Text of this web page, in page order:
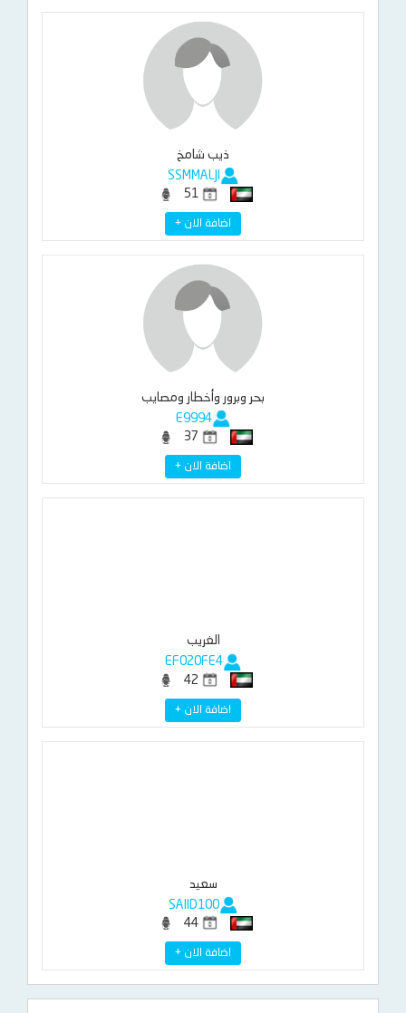
ذيب شامخ
SSMMALJI
51
اضافة الان +
بحر وبرور وأخطار ومصايب
E9994
اضافة الان +
الغريب
EF020FE4
اضافة الان +
سعيد
SAIID100
44
اضافة الان +